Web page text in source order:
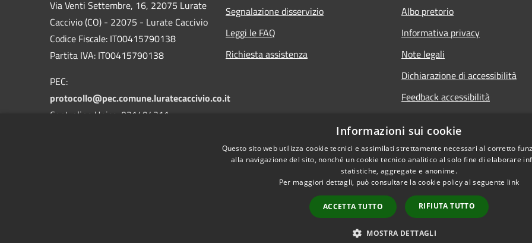
Via Venti Settembre, 16, 22075 Lurate
Caccivio (CO) - 22075 - Lurate Caccivio
Codice Fiscale: IT00415790138
Partita IVA: IT00415790138
PEC:
protocollo@pec.comune.luratecaccivio.co.it
Centralino Unico: 031494311
Segnalazione disservizio
Leggi le FAQ
Richiesta assistenza
Albo pretorio
Informativa privacy
Note legali
Dichiarazione di accessibilità
Feedback accessibilità
Titolare potere sostitutivo
Copyright © 2026 •
Informazioni sui cookie
Questo sito web utilizza cookie tecnici e assimilati strettamente necessari al corretto
alla navigazione del sito, nonché un cookie tecnico analitico al solo fine di elaborare
statistiche, aggregate e anonime.
Per maggiori dettagli, può consultare la cookie policy al seguente link
ACCETTA TUTTO RIFIUTA TUTTO
MOSTRA DETTAGLI